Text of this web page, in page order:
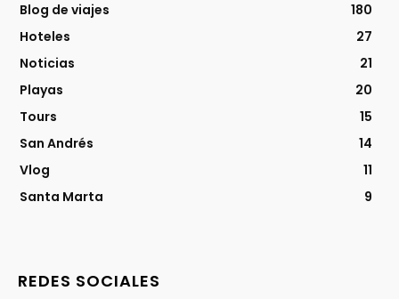
Blog de viajes
180
Hoteles
27
Noticias
21
Playas
20
Tours
15
San Andrés
14
Vlog
11
Santa Marta
9
REDES SOCIALES